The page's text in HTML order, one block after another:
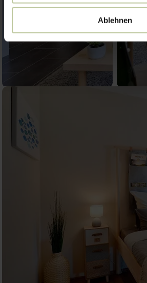
Ablehnen